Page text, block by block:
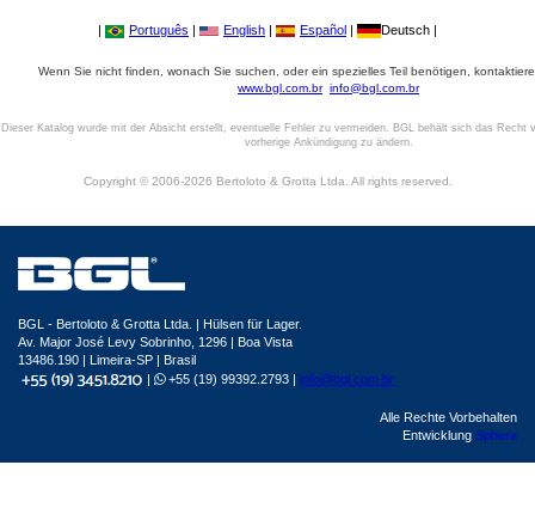
| Português | English | Español | Deutsch |
Wenn Sie nicht finden, wonach Sie suchen, oder ein spezielles Teil benötigen,
www.bgl.com.br info@bgl.com.br
Dieser Katalog wurde mit der Absicht erstellt, eventuelle Fehler zu vermeiden. BGL behält sich das Recht
vorherige Ankündigung zu ändern.
Copyright © 2006-2026 Bertoloto & Grotta Ltda. All rights reserved.
BGL - Bertoloto & Grotta Ltda. | Hülsen für Lager.
Av. Major José Levy Sobrinho, 1296 | Boa Vista
13486.190 | Limeira-SP | Brasil
|
+55 (19) 99392.2793 | info@bgl.com.br
Alle Rechte Vorbehalten
Entwicklung Sphera